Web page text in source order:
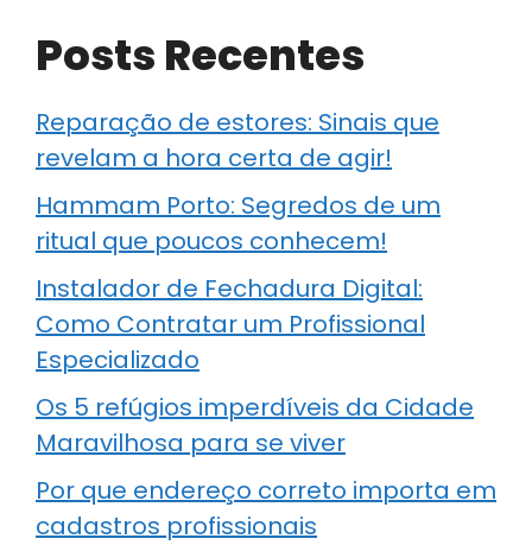
Posts Recentes
Reparação de estores: Sinais que
revelam a hora certa de agir!
Hammam Porto: Segredos de um
ritual que poucos conhecem!
Instalador de Fechadura Digital:
Como Contratar um Profissional
Especializado
Os 5 refúgios imperdíveis da Cidade
Maravilhosa para se viver
Por que endereço correto importa em
cadastros profissionais